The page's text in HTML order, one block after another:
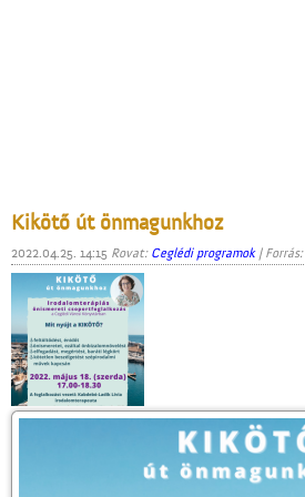
Kikötő út önmagunkhoz
2022.04.25. 14:15 Rovat: Ceglédi programok| Forrás: